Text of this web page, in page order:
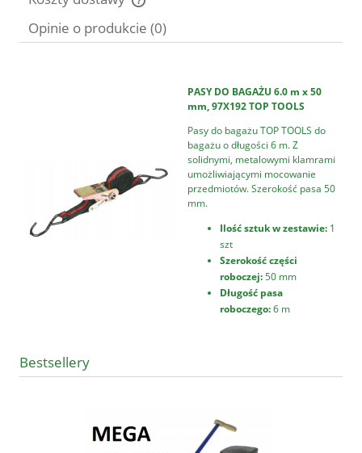
Cena nie zawiera ewentualnych kosztów płatności
Opinie o produkcie (0)
PASY DO BAGAŻU 6.0 m x 50
mm, 97X192 TOP TOOLS
Pasy do bagażu TOP TOOLS do
bagażu o długości 6 m. Z
solidnymi, metalowymi klamrami
umożliwiającymi mocowanie
przedmiotów. Szerokość pasa 50
mm.
Ilość sztuk w zestawie: 1
szt
Szerokość części
roboczej:50 mm
Długość pasa
roboczego:6 m
Bestsellery